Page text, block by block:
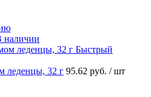
наличии
Быстрый
леденцы, 32 г 95.62 руб. / шт